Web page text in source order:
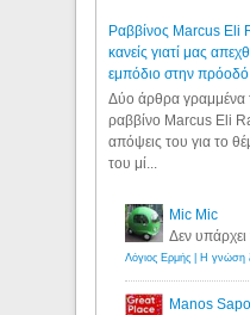
Ραββίνος Marcus Eli
κανείς γιατί μας
εμπόδιο στην
Δύο άρθρα γραμμένα
ραββίνο Marcus Eli
απόψεις του για το
του μί...
Mic Mic
Δεν
Manos